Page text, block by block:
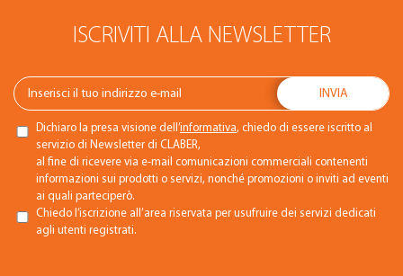
ISCRIVITI ALLA NEWSLETTER
Dichiaro la presa visione dell’informativa, chiedo di essere iscritto al
servizio di Newsletter di CLABER,
al fine di ricevere via e-mail comunicazioni commerciali contenenti
informazioni sui prodotti o servizi, nonché promozioni o inviti ad eventi
ai quali parteciperò.
Chiedo l’iscrizione all’area riservata per usufruire dei servizi dedicati
agli utenti registrati.